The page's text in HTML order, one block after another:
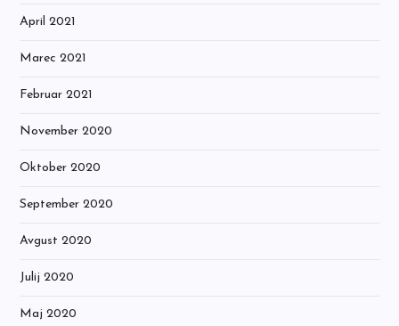
April 2021
Marec 2021
Februar 2021
November 2020
Oktober 2020
September 2020
Avgust 2020
Julij 2020
Maj 2020